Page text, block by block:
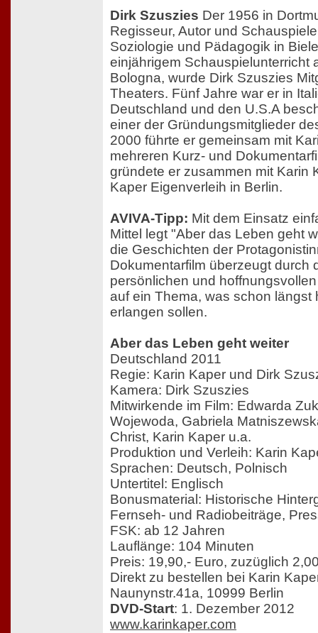
Dirk Szuszies Der 1956 in
Regisseur, Autor und
Soziologie und Pädagogik in
einjährigem Schauspielunterricht
Bologna, wurde Dirk Szuszies
Theaters. Fünf Jahre war er in
Deutschland und den U.S.A
einer der Gründungsmitglieder
2000 führte er gemeinsam mit
mehreren Kurz- und
gründete er zusammen mit Karin
Kaper Eigenverleih in Berlin.
AVIVA-Tipp: Mit dem Einsatz
Mittel legt "Aber das Leben geht
die Geschichten der
Dokumentarfilm überzeugt durch
persönlichen und
auf ein Thema, was schon längst
erlangen sollen.
Aber das Leben geht weiter
Deutschland 2011
Regie: Karin Kaper und Dirk
Kamera: Dirk Szuszies
Mitwirkende im Film: Edwarda
Wojewoda, Gabriela
Christ, Karin Kaper u.a.
Produktion und Verleih: Karin
Sprachen: Deutsch, Polnisch
Untertitel: Englisch
Bonusmaterial: Historische
Fernseh- und Radiobeiträge,
FSK: ab 12 Jahren
Lauflänge: 104 Minuten
Preis: 19,90,- Euro, zuzüglich
Direkt zu bestellen bei Karin
Naunynstr.41a, 10999 Berlin
DVD-Start: 1. Dezember 2012
www.karinkaper.com